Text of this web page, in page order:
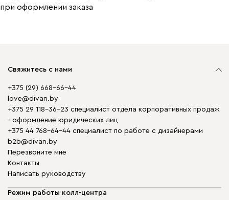
при оформлении заказа
Свяжитесь с нами
+375 (29) 668-66-44
love@divan.by
+375 29 118-36-23 специалист отдела корпоративных продаж
- оформление юридических лиц
+375 44 768-64-44 специалист по работе с дизайнерами
b2b@divan.by
Перезвоните мне
Контакты
Написать руководству
Режим работы колл-центра